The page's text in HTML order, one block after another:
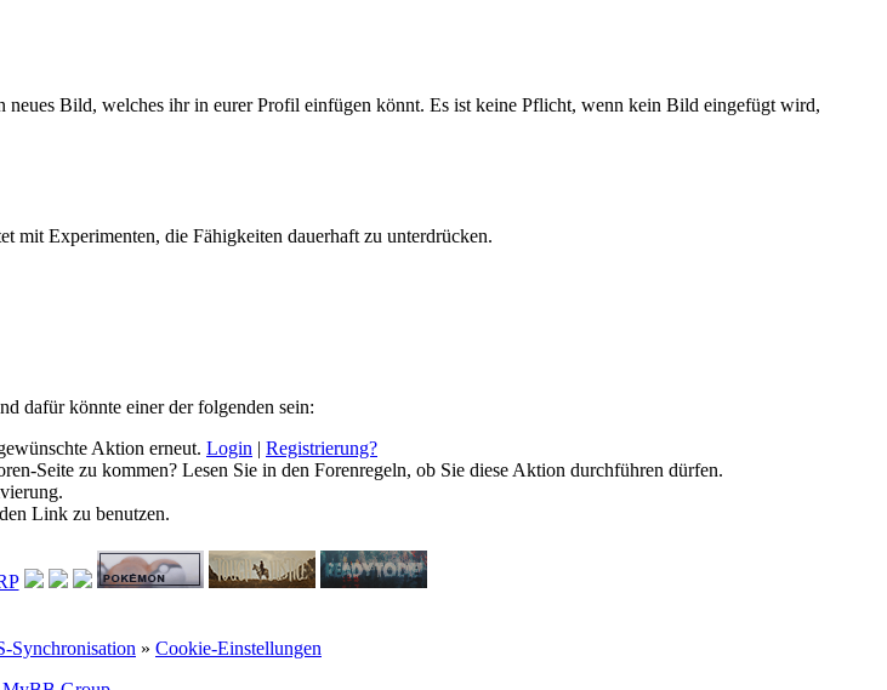
neues Bild, welches ihr in eurer Profil einfügen könnt. Es ist keine Pflicht, wenn kein Bild eingefügt wird,
mit Experimenten, die Fähigkeiten dauerhaft zu unterdrücken.
dafür könnte einer der folgenden sein:
Aktion erneut. Login | Registrierung?
Seite zu kommen? Lesen Sie in den Forenregeln, ob Sie diese Aktion durchführen dürfen.
Link zu benutzen.
Synchronisation » Cookie-Einstellungen